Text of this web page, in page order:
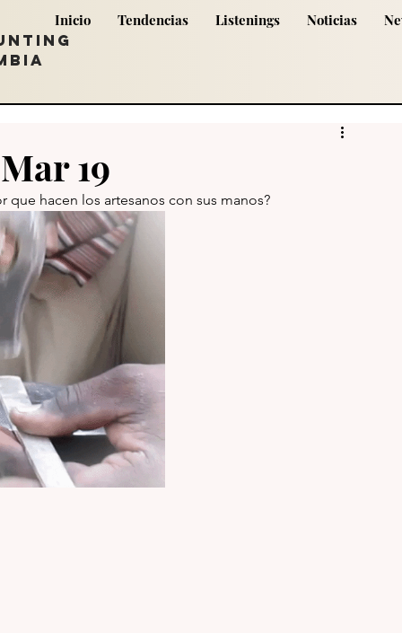
Inicio Tendencias Listenings Noticias
19
hacen los artesanos con sus manos?